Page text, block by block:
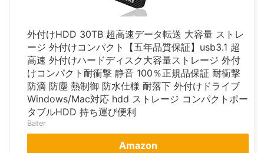
外付けHDD 30TB 超高速データ転送 大容量 ストレ
ージ 外付けコンパクト【五年品質保証】usb3.1 超
高速 外付けハードディスク大容量ストレージ 外付
けコンパクト耐衝撃 静音 100％正規品保証 耐衝撃
防滴 防塵 熱制御 防水仕様 耐落下 外付けドライブ
Windows/Mac対応 hdd ストレージ コンパクトポー
タブルHDD 持ち運び便利
Bater
Amazon